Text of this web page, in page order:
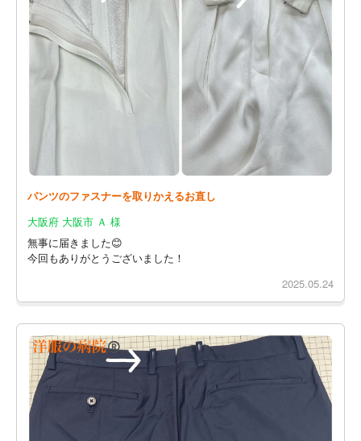
パンツのファスナーを取りかえるお直し
大阪府 大阪市 Ａ 様
無事に届きました😊
今回もありがとうございました！
2025.05.24